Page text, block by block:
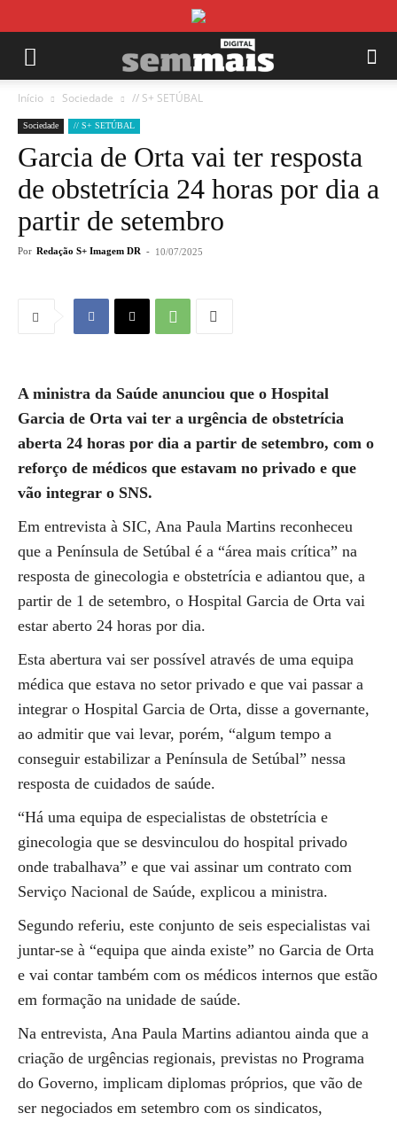
Início Sociedade // S+ SETÚBAL
Sociedade // S+ SETÚBAL
Garcia de Orta vai ter resposta
de obstetrícia 24 horas por dia a
partir de setembro
Por Redação S+ Imagem DR - 10/07/2025
A ministra da Saúde anunciou que o Hospital
Garcia de Orta vai ter a urgência de obstetrícia
aberta 24 horas por dia a partir de setembro, com o
reforço de médicos que estavam no privado e que
vão integrar o SNS.
Em entrevista à SIC, Ana Paula Martins reconheceu
que a Península de Setúbal é a “área mais crítica” na
resposta de ginecologia e obstetrícia e adiantou que, a
partir de 1 de setembro, o Hospital Garcia de Orta vai
estar aberto 24 horas por dia.
Esta abertura vai ser possível através de uma equipa
médica que estava no setor privado e que vai passar a
integrar o Hospital Garcia de Orta, disse a governante,
ao admitir que vai levar, porém, “algum tempo a
conseguir estabilizar a Península de Setúbal” nessa
resposta de cuidados de saúde.
“Há uma equipa de especialistas de obstetrícia e
ginecologia que se desvinculou do hospital privado
onde trabalhava” e que vai assinar um contrato com
Serviço Nacional de Saúde, explicou a ministra.
Segundo referiu, este conjunto de seis especialistas vai
juntar-se à “equipa que ainda existe” no Garcia de Orta
e vai contar também com os médicos internos que estão
em formação na unidade de saúde.
Na entrevista, Ana Paula Martins adiantou ainda que a
criação de urgências regionais, previstas no Programa
do Governo, implicam diplomas próprios, que vão de
ser negociados em setembro com os sindicatos,